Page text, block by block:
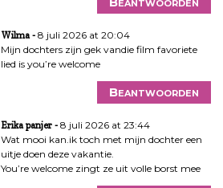
Wilma
8 juli 2026 at 20:04
Mijn dochters zijn gek vandie film favoriete
lied is you’re welcome
Beantwoorden
Erika panjer
8 juli 2026 at 23:44
Wat mooi kan.ik toch met mijn dochter een
uitje doen deze vakantie.
You’re welcome zingt ze uit volle borst mee